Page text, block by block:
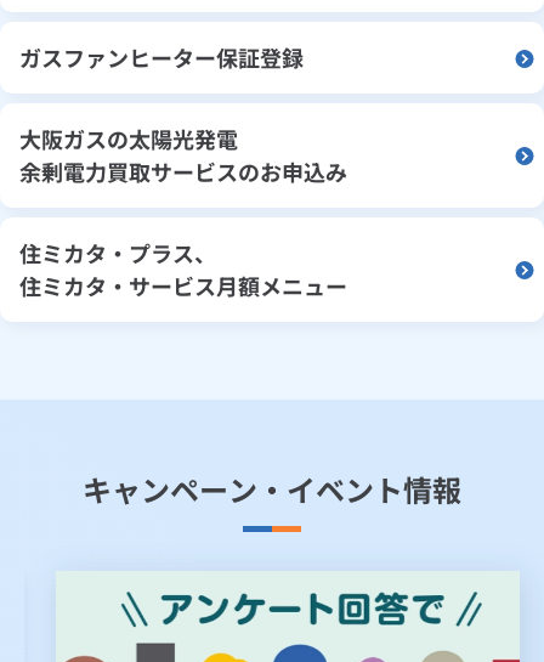
ガスファンヒーター保証登録
大阪ガスの太陽光発電
余剰電力買取サービスのお申込み
住ミカタ・プラス、
住ミカタ・サービス月額メニュー
キャンペーン・イベント情報